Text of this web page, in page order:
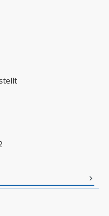
Wert ein oder benutze